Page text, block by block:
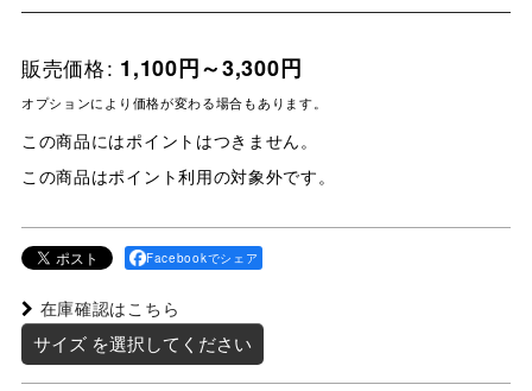
販売価格: 1,100円～3,300円
オプションにより価格が変わる場合もあります。
この商品にはポイントはつきません。
この商品はポイント利用の対象外です。
Facebookでシェア
在庫確認はこちら
サイズ を選択してください